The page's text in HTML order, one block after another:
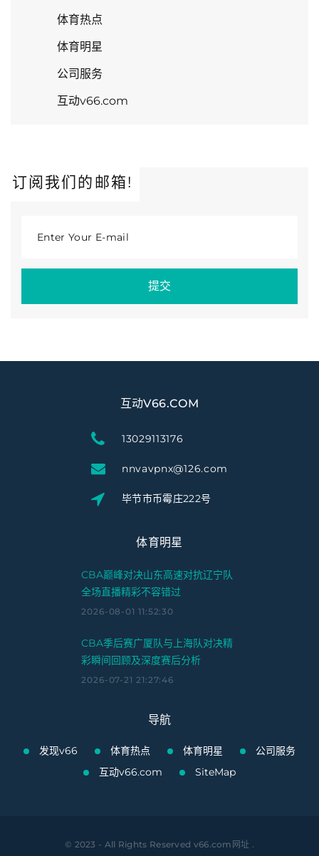
体育热点
体育明星
公司服务
互动v66.com
订阅我们的邮箱!
Enter Your E-mail
提交
互动V66.COM
13029113176
nnvavpnx@126.com
毕节市币霉庄222号
体育明星
CBA巅峰对决山东高速对抗辽宁队
全场直播精彩不容错过
2026-08-01 11:52:30
CBA季后赛广厦队与上海队对决精
彩瞬间回顾及深度赛后分析
2026-07-21 21:27:46
导航
发现v66 体育热点 体育明星
公司服务
互动v66.com
SiteMap
© 2023 - All Rights Reserved v66.com网址 .